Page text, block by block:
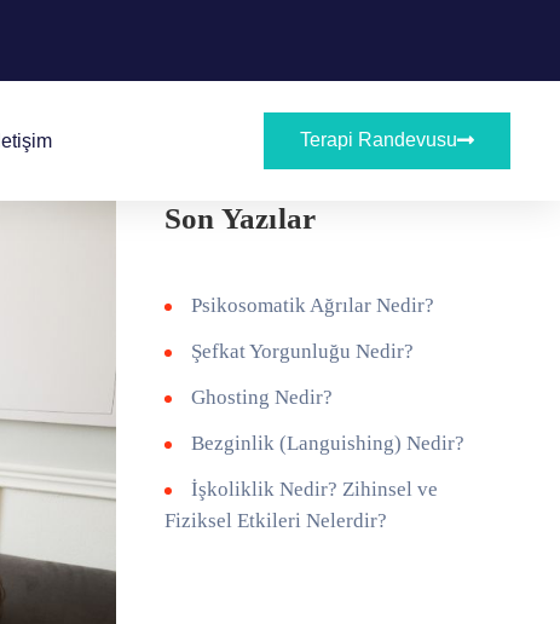
İletişim Terapi Randevusu
Son Yazılar
Psikosomatik Ağrılar Nedir?
Şefkat Yorgunluğu Nedir?
Ghosting Nedir?
Bezginlik (Languishing) Nedir?
İşkoliklik Nedir? Zihinsel ve
Fiziksel Etkileri Nelerdir?